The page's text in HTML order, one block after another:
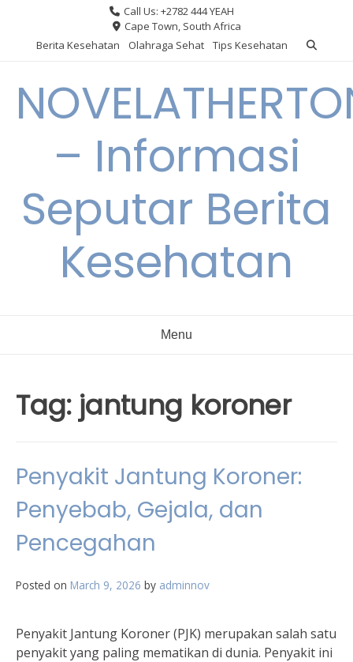
content
Call Us: +2782 444 YEAH
Cape Town, South Africa
Berita Kesehatan
Olahraga Sehat Tips Kesehatan
– Informasi
Seputar Berita
Kesehatan
Menu
Tag: jantung koroner
Penyakit Jantung Koroner:
Penyebab, Gejala, dan
Pencegahan
Posted on March 9, 2026 by adminnov
Penyakit Jantung Koroner (PJK) merupakan salah satu
penyakit yang paling mematikan di dunia. Penyakit ini